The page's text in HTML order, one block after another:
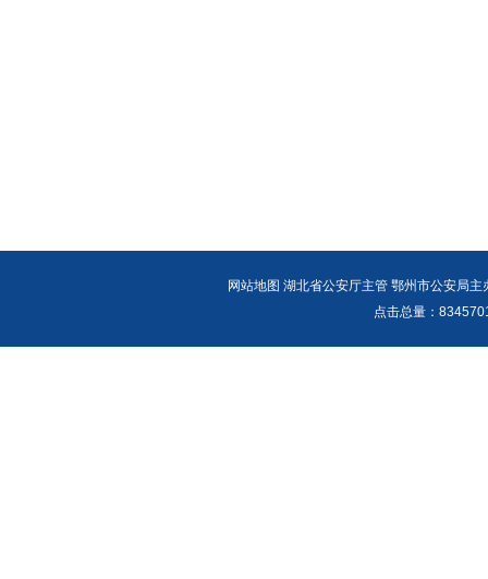
网站地图 湖北省公安厅主管 鄂州市公安局
点击总量：